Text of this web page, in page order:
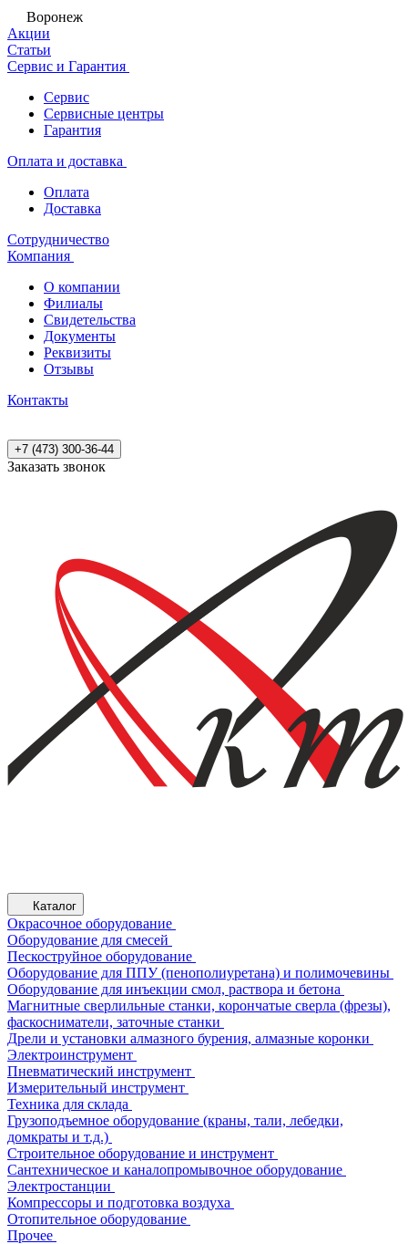
Воронеж
Акции
Статьи
Сервис и Гарантия
Сервис
Сервисные центры
Гарантия
Оплата и доставка
Оплата
Доставка
Сотрудничество
Компания
О компании
Филиалы
Свидетельства
Документы
Реквизиты
Отзывы
Контакты
+7 (473) 300-36-44
Заказать звонок
Каталог
Окрасочное оборудование
Оборудование для смесей
Пескоструйное оборудование
Оборудование для ППУ (пенополиуретана) и полимочевины
Оборудование для инъекции смол, раствора и бетона
Магнитные сверлильные станки, корончатые сверла (фрезы),
фаскосниматели, заточные станки
Дрели и установки алмазного бурения, алмазные коронки
Электроинструмент
Пневматический инструмент
Измерительный инструмент
Техника для склада
Грузоподъемное оборудование (краны, тали, лебедки,
домкраты и т.д.)
Строительное оборудование и инструмент
Сантехническое и каналопромывочное оборудование
Электростанции
Компрессоры и подготовка воздуха
Отопительное оборудование
Прочее